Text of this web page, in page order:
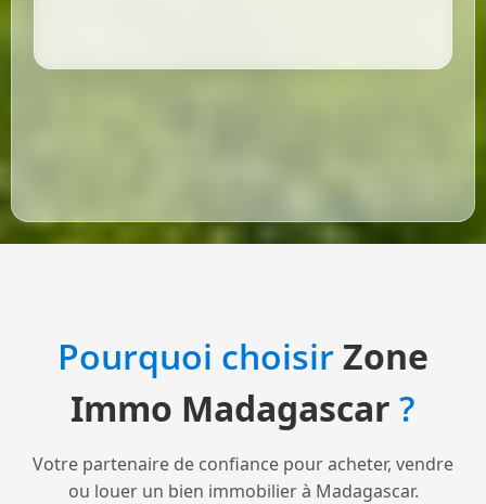
Pourquoi choisirZone
Immo Madagascar ?
Votre partenaire de confiance pour acheter, vendre
ou louer un bien immobilier à Madagascar.